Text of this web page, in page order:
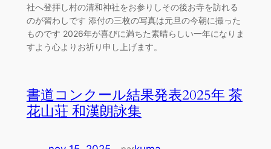
社へ登拝し村の清和神社をお参りしその後お寺を訪れる
のが習わしです 添付の三枚の写真は元旦の今朝に撮った
ものです 2026年が喜びに満ちた素晴らしい一年になりま
すよう心よりお祈り申し上げます。
書道コンクール結果発表2025年 茶
花山荘 和漢朗詠集